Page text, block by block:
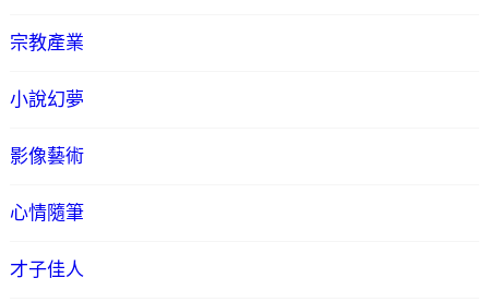
宗教產業
小說幻夢
影像藝術
心情隨筆
才子佳人